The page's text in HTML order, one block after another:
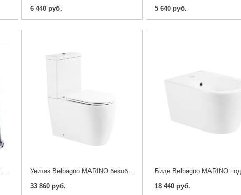
6 440 руб.
5 640 руб.
Смеситель для раковины BelBagno MARINO-LVM-CRM-W0
Унитаз Belbagno MARINO безободковый с микролифтом
33 860 руб.
18 440 руб.